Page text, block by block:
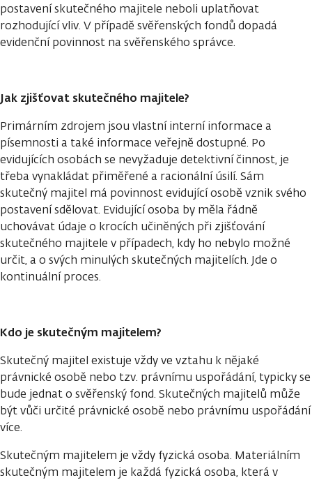
postavení skutečného majitele neboli uplatňovat
rozhodující vliv. V případě svěřenských fondů dopadá
evidenční povinnost na svěřenského správce.
Jak zjišťovat skutečného majitele?
Primárním zdrojem jsou vlastní interní informace a
písemnosti a také informace veřejně dostupné. Po
evidujících osobách se nevyžaduje detektivní činnost, je
třeba vynakládat přiměřené a racionální úsilí. Sám
skutečný majitel má povinnost evidující osobě vznik svého
postavení sdělovat. Evidující osoba by měla řádně
uchovávat údaje o krocích učiněných při zjišťování
skutečného majitele v případech, kdy ho nebylo možné
určit, a o svých minulých skutečných majitelích. Jde o
kontinuální proces.
Kdo je skutečným majitelem?
Skutečný majitel existuje vždy ve vztahu k nějaké
právnické osobě nebo tzv. právnímu uspořádání, typicky se
bude jednat o svěřenský fond. Skutečných majitelů může
být vůči určité právnické osobě nebo právnímu uspořádání
více.
Skutečným majitelem je vždy fyzická osoba. Materiálním
skutečným majitelem je každá fyzická osoba, která v